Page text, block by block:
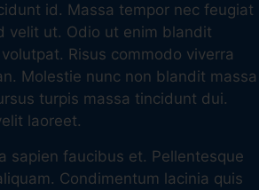
id. Massa tempor nec feugiat
velit ut. Odio ut enim blandit
Risus commodo viverra
Molestie nunc non blandit massa
turpis massa tincidunt dui.
laoreet.
sapien faucibus et. Pellentesque
Condimentum lacinia quis